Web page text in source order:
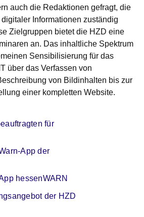
auch die Redaktionen gefragt, die
Informationen zuständig
Zielgruppen bietet die HZD eine
an. Das inhaltliche Spektrum
Sensibilisierung für das
über das Verfassen von
von Bildinhalten bis zur
einer kompletten Website.
für
Fenster
App der
Fenster
hessenWARN
Fenster
der HZD
Fenster